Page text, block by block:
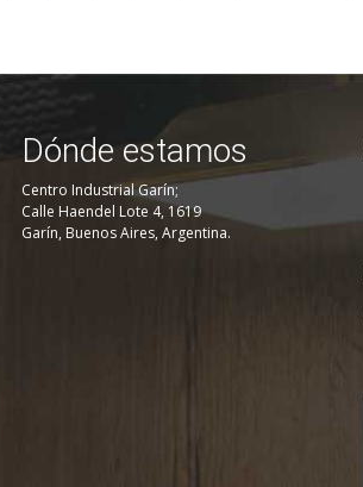
Dónde estamos
Centro Industrial Garín;
Calle Haendel Lote 4, 1619
Garín, Buenos Aires, Argentina.